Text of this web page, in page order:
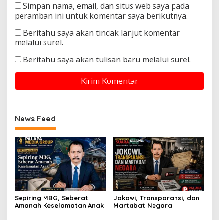
Simpan nama, email, dan situs web saya pada
peramban ini untuk komentar saya berikutnya.
Beritahu saya akan tindak lanjut komentar
melalui surel.
Beritahu saya akan tulisan baru melalui surel.
News Feed
Sepiring MBG, Seberat
Amanah Keselamatan Anak
Jokowi, Transparansi, dan
Martabat Negara